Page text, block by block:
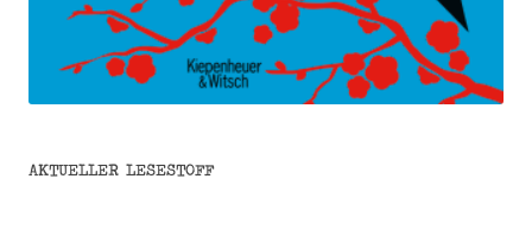
AKTUELLER LESESTOFF